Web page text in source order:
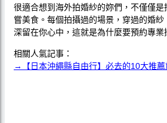
很適合想到海外拍婚紗的妳們，不僅僅
嘗美食。每個拍攝過的場景，穿過的婚
深留在你心中，這就是為什麼要預約專業
相關人氣記事：
→【日本沖繩縣自由行】必去的10大推薦